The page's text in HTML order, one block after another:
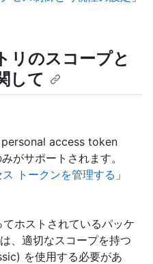
リのスコープと
して
access token
がサポートされます。
トークンを管理する 」
ホストされているパッケ
、適切なスコープを持つ
を使用する必要があ